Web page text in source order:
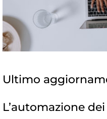
Ultimo
L’automazione